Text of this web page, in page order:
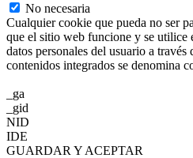
No necesaria
Cualquier cookie que pueda no ser
que el sitio web funcione y se utilice
datos personales del usuario a
contenidos integrados se denomina
_ga
_gid
NID
IDE
GUARDAR Y ACEPTAR